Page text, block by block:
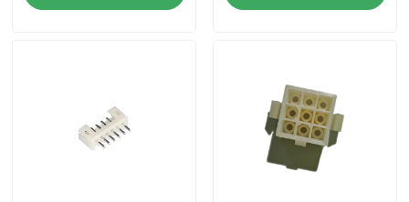
Elektronische onderdelen